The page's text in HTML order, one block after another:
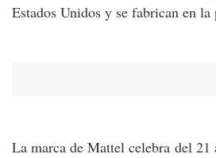
Estados Unidos y se fabrican en
La marca de Mattel celebra del 21